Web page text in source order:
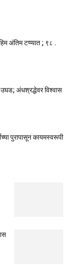
अंतिम टप्प्यात ; ९८ .
अंधश्रद्धेवर विश्वास
पुरापासून कायमस्वरूपी